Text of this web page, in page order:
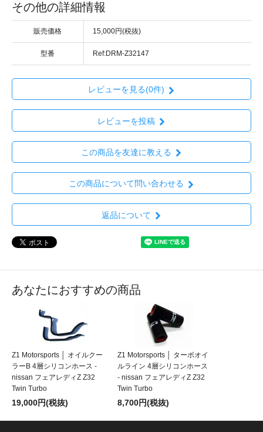
その他の詳細情報
販売価格 15,000円(税抜)
型番 Ref:DRM-Z32147
レビューを見る(0件)
レビューを投稿
この商品を友達に教える
この商品について問い合わせる
返品について
あなたにおすすめの商品
Z1 Motorsports │ オイルクー
ラーB 4層シリコンホース -
nissan フェアレディZ Z32
Twin Turbo
19,000円(税抜)
Z1 Motorsports │ ターボオイ
ルライン 4層シリコンホース
- nissan フェアレディZ Z32
Twin Turbo
8,700円(税抜)